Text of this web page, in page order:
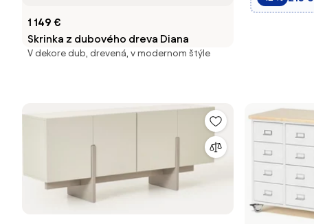
1 149 €
Skrinka z dubového dreva Diana
V dekore dub, drevená, v modernom štýle
Aosom